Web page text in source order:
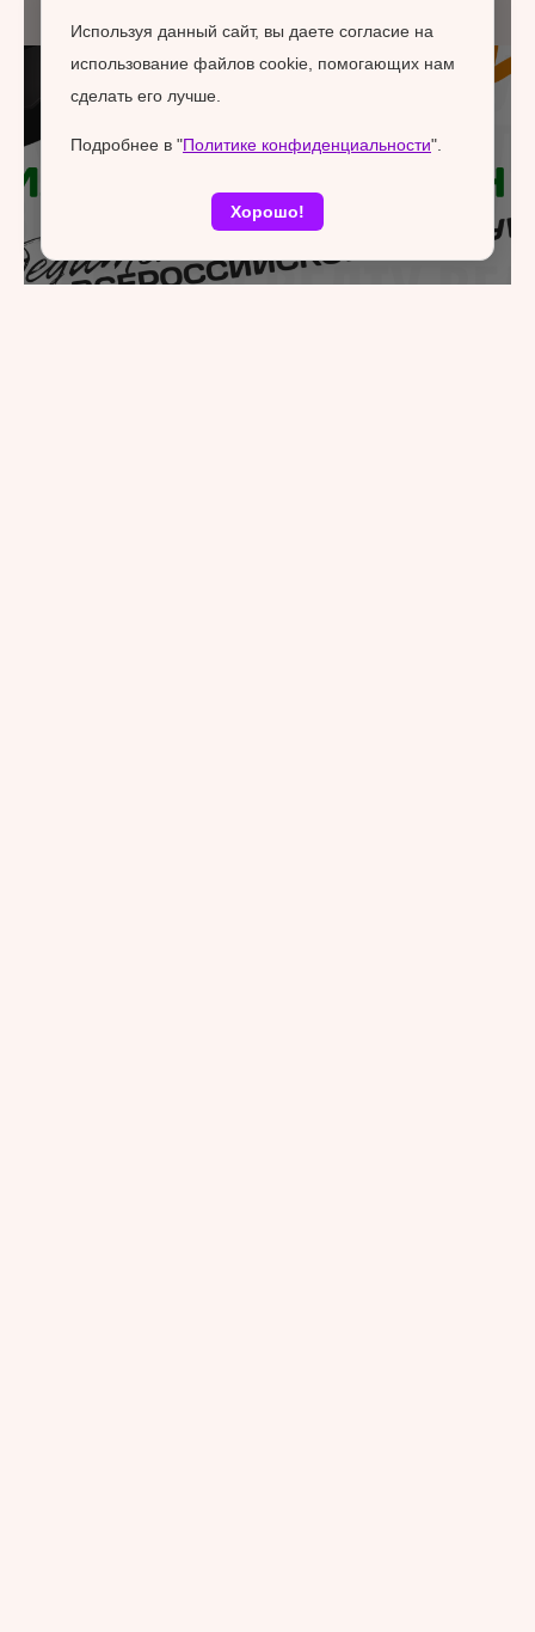
Используя данный сайт, вы даете согласие на
использование файлов cookie, помогающих нам
сделать его лучше.
Подробнее в "Политике конфиденциальности".
Хорошо!